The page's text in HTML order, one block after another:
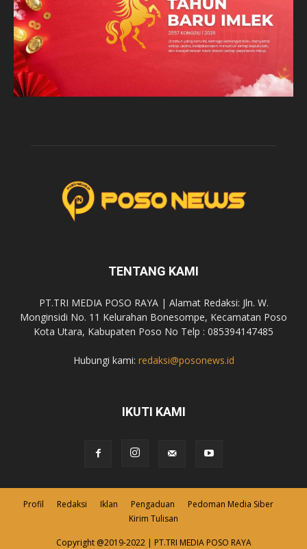
TENTANG KAMI
PT.TRI MEDIA POSO RAYA | Alamat Redaksi: Jln. W.
Monginsidi No. 11 Kelurahan Bonesompe, Kecamatan Poso
Kota Utara, Kabupaten Poso No Telp : 085394147485
Hubungi kami: redaksi@posonews.id
IKUTI KAMI
Profil Redaksi Iklan Pengaduan
Pedoman Media Siber
Kirim Tulisan
Copyright @2019-2022 | PT.TRI MEDIA POSO RAYA